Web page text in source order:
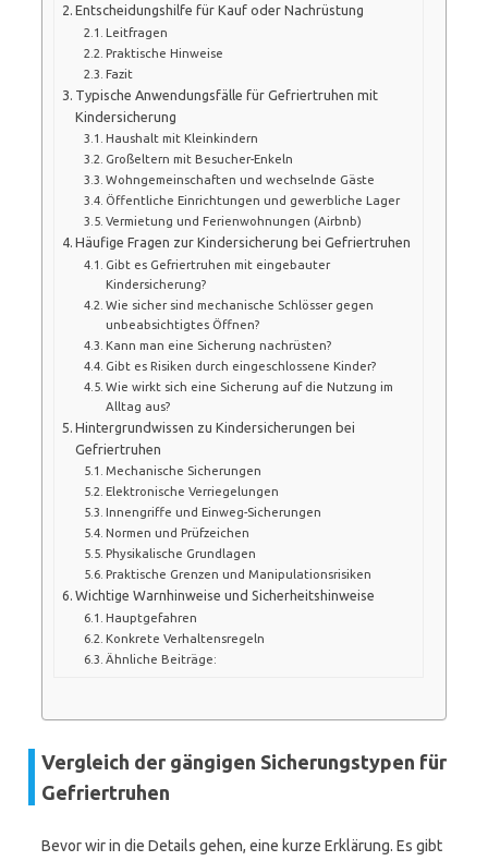
Entscheidungshilfe für Kauf oder Nachrüstung
Leitfragen
Praktische Hinweise
Fazit
Typische Anwendungsfälle für Gefriertruhen mit
Kindersicherung
Haushalt mit Kleinkindern
Großeltern mit Besucher-Enkeln
Wohngemeinschaften und wechselnde Gäste
Öffentliche Einrichtungen und gewerbliche Lager
Vermietung und Ferienwohnungen (Airbnb)
Häufige Fragen zur Kindersicherung bei Gefriertruhen
Gibt es Gefriertruhen mit eingebauter
Kindersicherung?
Wie sicher sind mechanische Schlösser gegen
unbeabsichtigtes Öffnen?
Kann man eine Sicherung nachrüsten?
Gibt es Risiken durch eingeschlossene Kinder?
Wie wirkt sich eine Sicherung auf die Nutzung im
Alltag aus?
Hintergrundwissen zu Kindersicherungen bei
Gefriertruhen
Mechanische Sicherungen
Elektronische Verriegelungen
Innengriffe und Einweg-Sicherungen
Normen und Prüfzeichen
Physikalische Grundlagen
Praktische Grenzen und Manipulationsrisiken
Wichtige Warnhinweise und Sicherheitshinweise
Hauptgefahren
Konkrete Verhaltensregeln
Ähnliche Beiträge:
Vergleich der gängigen Sicherungstypen für
Gefriertruhen
Bevor wir in die Details gehen, eine kurze Erklärung. Es gibt